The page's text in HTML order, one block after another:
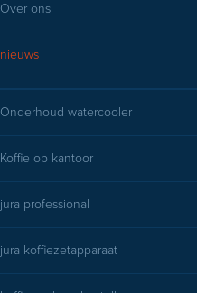
Over ons
nieuws
Onderhoud watercooler
Koffie op kantoor
jura professional
jura koffiezetapparaat